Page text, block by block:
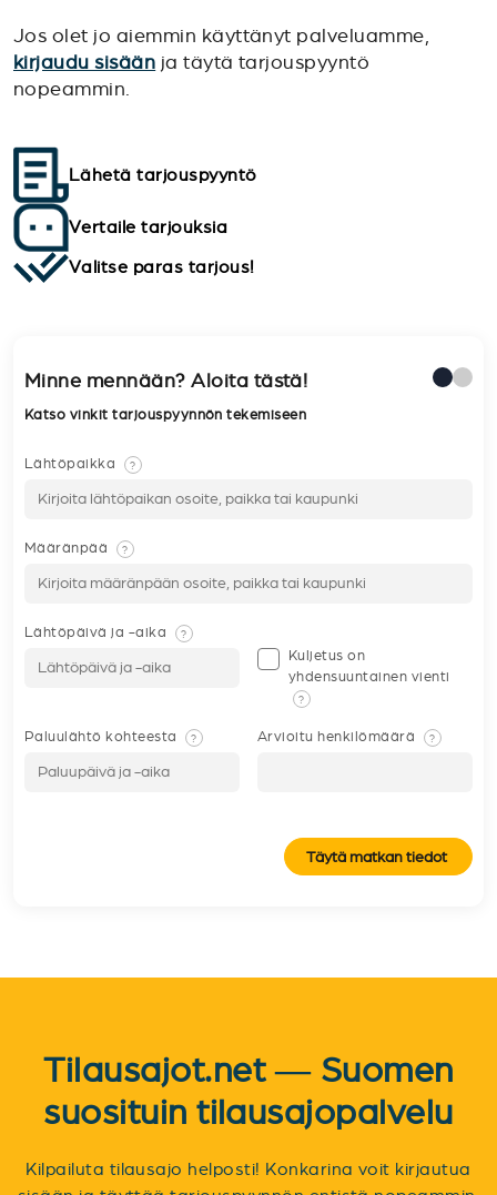
Jos olet jo aiemmin käyttänyt palveluamme,
kirjaudu sisään ja täytä tarjouspyyntö
nopeammin.
Lähetä tarjouspyyntö
Vertaile tarjouksia
Valitse paras tarjous!
Minne mennään? Aloita tästä!
Katso vinkit tarjouspyynnön tekemiseen
Lähtöpaikka ?
Määränpää ?
Lähtöpäivä ja -aika ?
Kuljetus on
yhdensuuntainen vienti
?
Paluulähtö kohteesta ? Arvioitu henkilömäärä ?
Täytä matkan tiedot
Tilausajot.net — Suomen
suosituin tilausajopalvelu
Kilpailuta tilausajo helposti! Konkarina voit kirjautua